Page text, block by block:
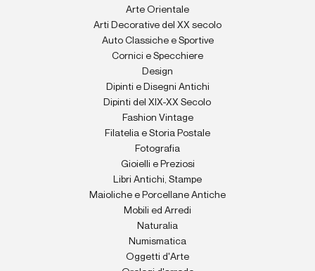
Arte Orientale
Arti Decorative del XX secolo
Auto Classiche e Sportive
Cornici e Specchiere
Design
Dipinti e Disegni Antichi
Dipinti del XIX-XX Secolo
Fashion Vintage
Filatelia e Storia Postale
Fotografia
Gioielli e Preziosi
Libri Antichi, Stampe
Maioliche e Porcellane Antiche
Mobili ed Arredi
Naturalia
Numismatica
Oggetti d'Arte